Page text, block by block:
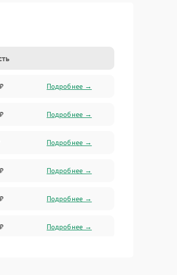
Подробнее →
Подробнее →
Подробнее →
Подробнее →
Подробнее →
Подробнее →